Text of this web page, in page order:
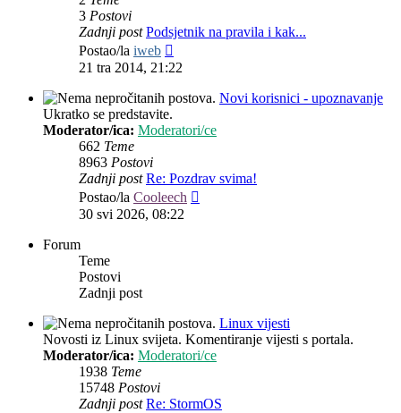
3 Postovi
Zadnji post Podsjetnik na pravila i kak...
Postao/la iweb
post
21 tra 2014, 21:22
Novi korisnici - upoznavanje
Ukratko se predstavite.
Moderator/ica: Moderatori/ce
662 Teme
8963 Postovi
Zadnji post Re: Pozdrav svima!
Postao/la Cooleech
30 svi 2026, 08:22
Forum
Teme
Postovi
Zadnji post
Linux vijesti
Novosti iz Linux svijeta. Komentiranje vijesti s portala.
Moderator/ica: Moderatori/ce
1938 Teme
15748 Postovi
Zadnji post Re: StormOS